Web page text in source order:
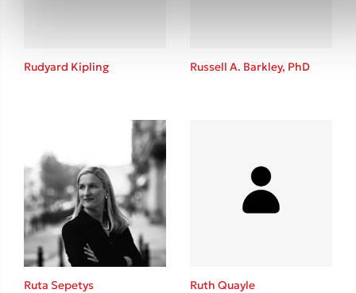
Rudyard Kipling Russell A. Barkley, PhD
Ruta Sepetys Ruth Quayle